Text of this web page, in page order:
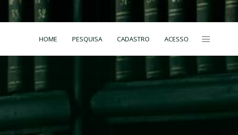
HOME PESQUISA CADASTRO ACESSO